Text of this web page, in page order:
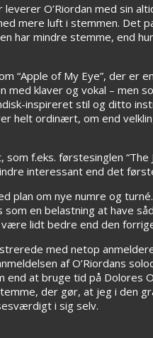
O’Riordan med sin
mere luft i stemmen. Det
har mindre stemme, end
“Apple of My Eye”, der er
med klaver og vokal – men
inspireret stil og ditto
helt ordinært, om end
f.eks. førstesinglen
interessant end det
plan om nye numre og
en belastning at have
lidt bedre end den
med netop
af O’Riordans
at bruge tid på Dolores
der gør, at jeg i den
i sig selv.